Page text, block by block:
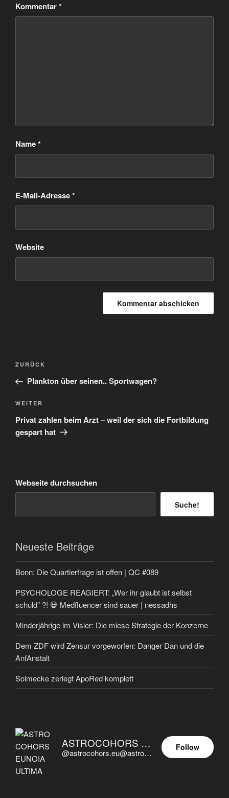
Kommentar*
Name*
E-Mail-Adresse*
Website
Beitragsnavigation
Vorheriger
Beitrag
ZURÜCK
Plankton über seinen.. Sportwagen?
Nächster
Beitrag
WEITER
Privat zahlen beim Arzt – weil der sich die Fortbildung
gespart hat
Webseite durchsuchen
Suche!
Neueste Beiträge
Bonn: Die Quartierfrage ist offen | QC #089
PSYCHOLOGE REAGIERT: „Wer ihr glaubt ist selbst
schuld” ?! 💀 Medfluencer sind sauer | nessadhs
Minderjährige im Visier: Die miese Strategie der Konzerne
Dem ZDF wird Zensur vorgeworfen: Danger Dan und die
AnfAnstalt
Solmecke zerlegt ApoRed komplett
ASTROCOHORS EUNOIA ULTIMA
@astrocohors.eu@astrocohors.eu
Follow